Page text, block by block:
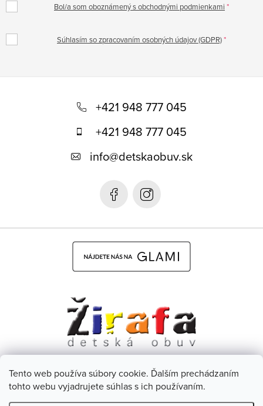
Tento web používa súbory cookie. Ďalším prechádzaním
tohto webu vyjadrujete súhlas s ich používaním.
Bol/a som oboznámený s obchodnými podmienkami
Súhlasím so zpracovaním osobných údajov (GDPR)
+421 948 777 045
+421 948 777 045
info@detskaobuv.sk
Dětská obuv Žirafa - CZ Facebook